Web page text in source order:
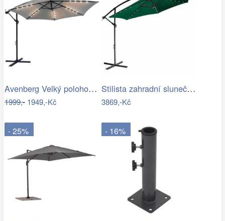
Avenberg Velký polohovatelný slunečník…
1999,-1949,-Kč
Stilista zahradní slunečník 350 cm…
3869,-Kč
- 25% - 16%